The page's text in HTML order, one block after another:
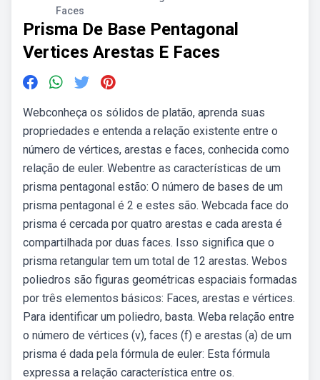
Faces
Prisma De Base Pentagonal
Vertices Arestas E Faces
Webconheça os sólidos de platão, aprenda suas
propriedades e entenda a relação existente entre o
número de vértices, arestas e faces, conhecida como
relação de euler. Webentre as características de um
prisma pentagonal estão: O número de bases de um
prisma pentagonal é 2 e estes são. Webcada face do
prisma é cercada por quatro arestas e cada aresta é
compartilhada por duas faces. Isso significa que o
prisma retangular tem um total de 12 arestas. Webos
poliedros são figuras geométricas espaciais formadas
por três elementos básicos: Faces, arestas e vértices.
Para identificar um poliedro, basta. Weba relação entre
o número de vértices (v), faces (f) e arestas (a) de um
prisma é dada pela fórmula de euler: Esta fórmula
expressa a relação característica entre os.